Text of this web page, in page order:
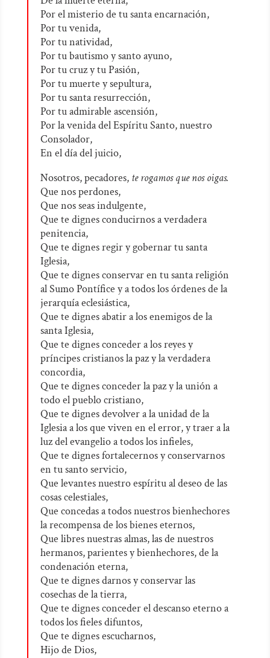
Por el misterio de tu santa encarnación,
Por tu venida,
Por tu natividad,
Por tu bautismo y santo ayuno,
Por tu cruz y tu Pasión,
Por tu muerte y sepultura,
Por tu santa resurrección,
Por tu admirable ascensión,
Por la venida del Espíritu Santo, nuestro
Consolador,
En el día del juicio,
Nosotros, pecadores, te rogamos que nos oigas.
Que nos perdones,
Que nos seas indulgente,
Que te dignes conducirnos a verdadera
penitencia,
Que te dignes regir y gobernar tu santa
Iglesia,
Que te dignes conservar en tu santa religión
al Sumo Pontífice y a todos los órdenes de la
jerarquía eclesiástica,
Que te dignes abatir a los enemigos de la
santa Iglesia,
Que te dignes conceder a los reyes y
príncipes cristianos la paz y la verdadera
concordia,
Que te dignes conceder la paz y la unión a
todo el pueblo cristiano,
Que te dignes devolver a la unidad de la
Iglesia a los que viven en el error, y traer a la
luz del evangelio a todos los infieles,
Que te dignes fortalecernos y conservarnos
en tu santo servicio,
Que levantes nuestro espíritu al deseo de las
cosas celestiales,
Que concedas a todos nuestros bienhechores
la recompensa de los bienes eternos,
Que libres nuestras almas, las de nuestros
hermanos, parientes y bienhechores, de la
condenación eterna,
Que te dignes darnos y conservar las
cosechas de la tierra,
Que te dignes conceder el descanso eterno a
todos los fieles difuntos,
Que te dignes escucharnos,
Hijo de Dios,